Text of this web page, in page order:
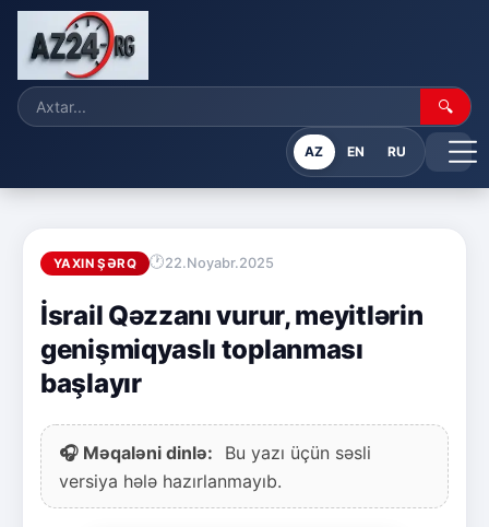
🔍
AZ EN RU
YAXIN ŞƏRQ 22.Noyabr.2025
İsrail Qəzzanı vurur, meyitlərin
genişmiqyaslı toplanması
başlayır
🎧 Məqaləni dinlə:
Bu yazı üçün səsli
versiya hələ hazırlanmayıb.